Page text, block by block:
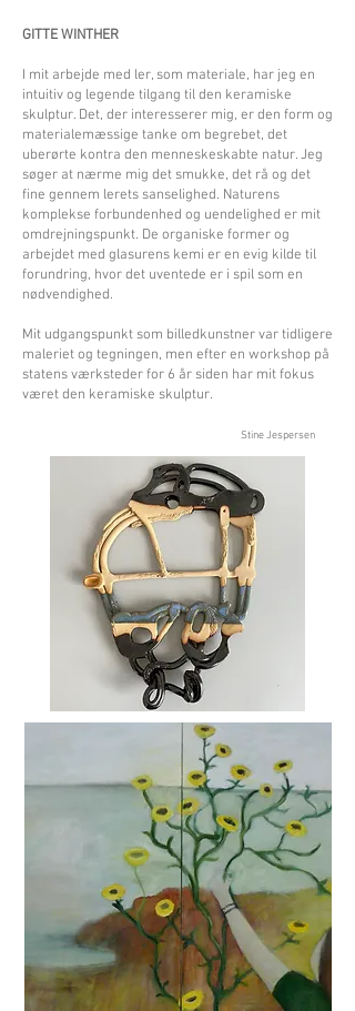
GITTE WINTHER
I mit arbejde med ler, som materiale, har jeg en
intuitiv og legende tilgang til den keramiske
skulptur. Det, der interesserer mig, er den form og
materialemæssige tanke om begrebet, det
uberørte kontra den menneskeskabte natur. Jeg
søger at nærme mig det smukke, det rå og det
fine gennem lerets sanselighed. Naturens
komplekse forbundenhed og uendelighed er mit
omdrejningspunkt. De organiske former og
arbejdet med glasurens kemi er en evig kilde til
forundring, hvor det uventede er i spil som en
nødvendighed.
Mit udgangspunkt som billedkunstner var tidligere
maleriet og tegningen, men efter en workshop på
statens værksteder for 6 år siden har mit fokus
været den keramiske skulptur.
Stine Jespersen